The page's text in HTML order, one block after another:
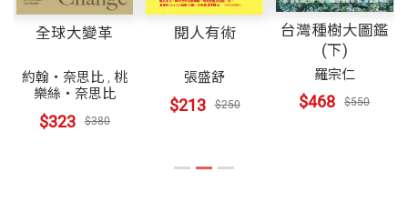
全球大變革
約翰・奈思比, 桃
樂絲・奈思比
$323 $380
閱人有術
張盛舒
$213 $250
台灣種樹大圖鑑
(下)
羅宗仁
$468 $550